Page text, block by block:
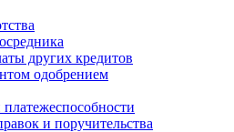
других кредитов
одобрением
и поручительства